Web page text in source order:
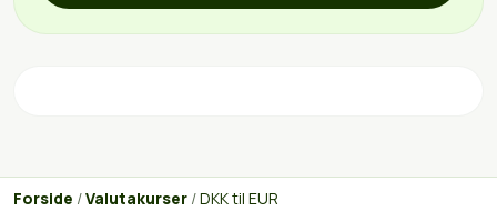
Forside /Valutakurser /DKK til EUR